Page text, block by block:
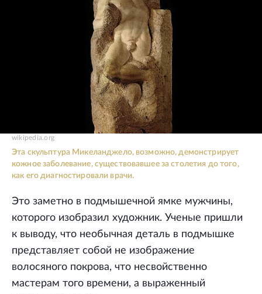
wikipedia.org
Эта скульптура Микеланджело, возможно, демонстрирует
кожное заболевание, существовавшее за столетия до того,
как его диагностировали врачи.
Это заметно в подмышечной ямке мужчины,
которого изобразил художник. Ученые пришли
к выводу, что необычная деталь в подмышке
представляет собой не изображение
волосяного покрова, что несвойственно
мастерам того времени, а выраженный